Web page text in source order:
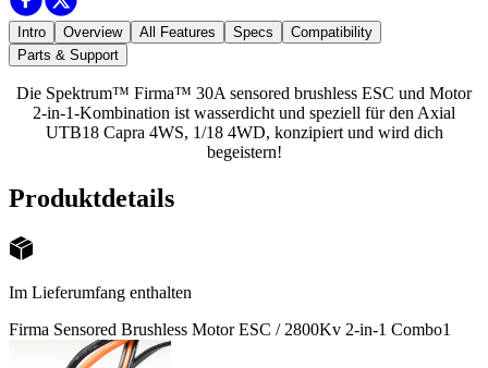
Intro Overview All Features Specs
Compatibility
Parts & Support
Die Spektrum™ Firma™ 30A sensored brushless ESC und Motor
2-in-1-Kombination ist wasserdicht und speziell für den Axial
UTB18 Capra 4WS, 1/18 4WD, konzipiert und wird dich
begeistern!
Produktdetails
Im Lieferumfang enthalten
Firma Sensored Brushless Motor ESC / 2800Kv 2-in-1 Combo1